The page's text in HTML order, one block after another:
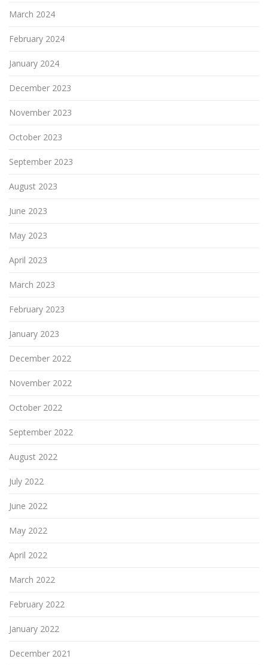
March 2024
February 2024
January 2024
December 2023
November 2023
October 2023
September 2023
August 2023
June 2023
May 2023
April 2023
March 2023
February 2023
January 2023
December 2022
November 2022
October 2022
September 2022
August 2022
July 2022
June 2022
May 2022
April 2022
March 2022
February 2022
January 2022
December 2021